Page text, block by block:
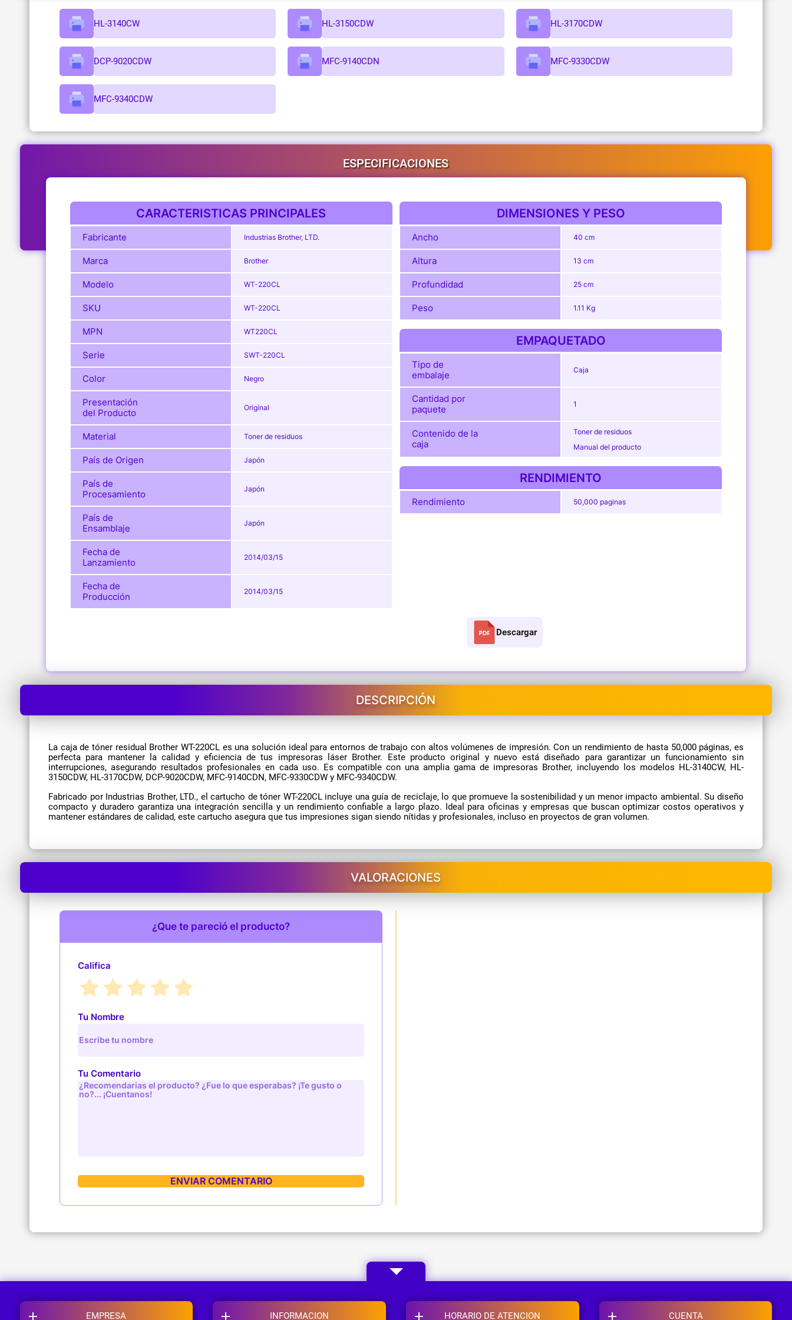
HL-3140CW HL-3150CDW HL-3170CDW
DCP-9020CDW MFC-9140CDN MFC-9330CDW
MFC-9340CDW
ESPECIFICACIONES
CARACTERISTICAS PRINCIPALES
Fabricante Industrias Brother, LTD.
Marca Brother
Modelo WT-220CL
SKU WT-220CL
MPN WT220CL
Serie SWT-220CL
Color Negro
Presentación
del Producto
Original
Material Toner de residuos
País de Origen Japón
País de
Procesamiento
Japón
País de
Ensamblaje
Japón
Fecha de
Lanzamiento
2014/03/15
Fecha de
Producción
2014/03/15
DIMENSIONES Y PESO
Ancho 40 cm
Altura 13 cm
Profundidad 25 cm
Peso 1.11 Kg
EMPAQUETADO
Tipo de
embalaje
Caja
Cantidad por
paquete
1
Contenido de la
caja
Toner de residuos
Manual del producto
RENDIMIENTO
Rendimiento 50,000 paginas
Descargar
DESCRIPCIÓN
La caja de tóner residual Brother WT-220CL es una solución ideal para entornos de trabajo con altos volúmenes de impresión. Con un rendimiento de hasta 50,000 páginas, es
perfecta para mantener la calidad y eficiencia de tus impresoras láser Brother. Este producto original y nuevo está diseñado para garantizar un funcionamiento sin
interrupciones, asegurando resultados profesionales en cada uso. Es compatible con una amplia gama de impresoras Brother, incluyendo los modelos HL-3140CW, HL-
3150CDW, HL-3170CDW, DCP-9020CDW, MFC-9140CDN, MFC-9330CDW y MFC-9340CDW.
Fabricado por Industrias Brother, LTD., el cartucho de tóner WT-220CL incluye una guía de reciclaje, lo que promueve la sostenibilidad y un menor impacto ambiental. Su diseño
compacto y duradero garantiza una integración sencilla y un rendimiento confiable a largo plazo. Ideal para oficinas y empresas que buscan optimizar costos operativos y
mantener estándares de calidad, este cartucho asegura que tus impresiones sigan siendo nítidas y profesionales, incluso en proyectos de gran volumen.
VALORACIONES
¿Que te pareció el producto?
Califica
Tu Nombre
Tu Comentario
EMPRESA INFORMACION HORARIO DE ATENCION CUENTA